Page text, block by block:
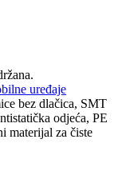
uređaje
bez dlačica, SMT
odjeća, PE
materijal za čiste